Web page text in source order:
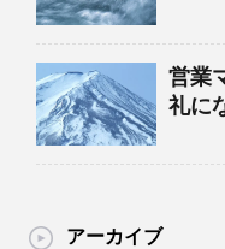
営業
礼に
アーカイブ